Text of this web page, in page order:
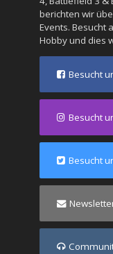
berichten wir
Events. Besucht
Hobby und dies
Besucht
Besucht
Besucht